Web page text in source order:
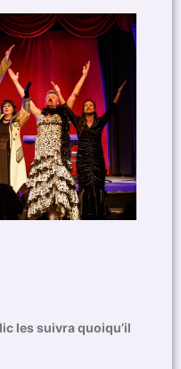
les suivra quoiqu’il